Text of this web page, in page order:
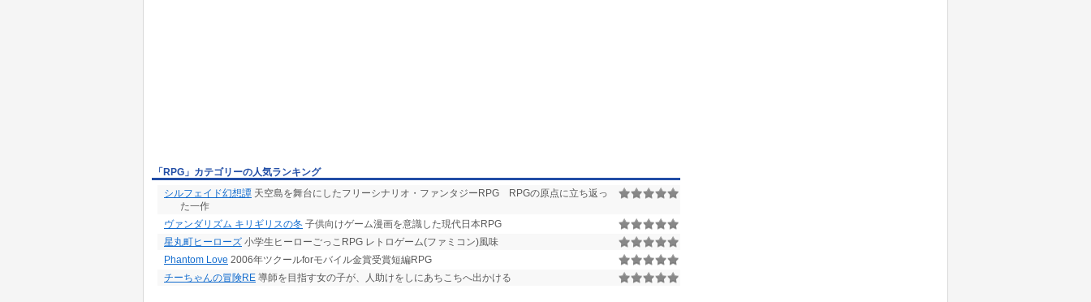
「RPG」カテゴリーの人気ランキング
シルフェイド幻想譚 天空島を舞台にしたフリーシナリオ・ファンタジーRPG RPGの原点に立ち返っ
た一作
ヴァンダリズム キリギリスの冬 子供向けゲーム漫画を意識した現代日本RPG
星丸町ヒーローズ 小学生ヒーローごっこRPG レトロゲーム(ファミコン)風味
Phantom Love 2006年ツクールforモバイル金賞受賞短編RPG
チーちゃんの冒険RE 導師を目指す女の子が、人助けをしにあちこちへ出かける